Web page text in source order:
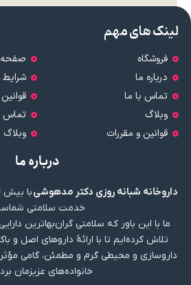
لینک های مهم
فروشگاه
درباره ما
تماس با ما
وبلاگ
قوانین و مقررات
صفحه
تماس
وبلاگ
درباره ما
داروخانه شبانه روزی دکتر مدهوشی
خدمت سلامتی
ما با این باور که سلامتی گران‌بهاترین
تلاش کرده‌ایم تا با ارائهٔ داروهای اصل
داروسازی و محیطی گرم و مطمئن، گامی
خانواده‌های عزیزمان